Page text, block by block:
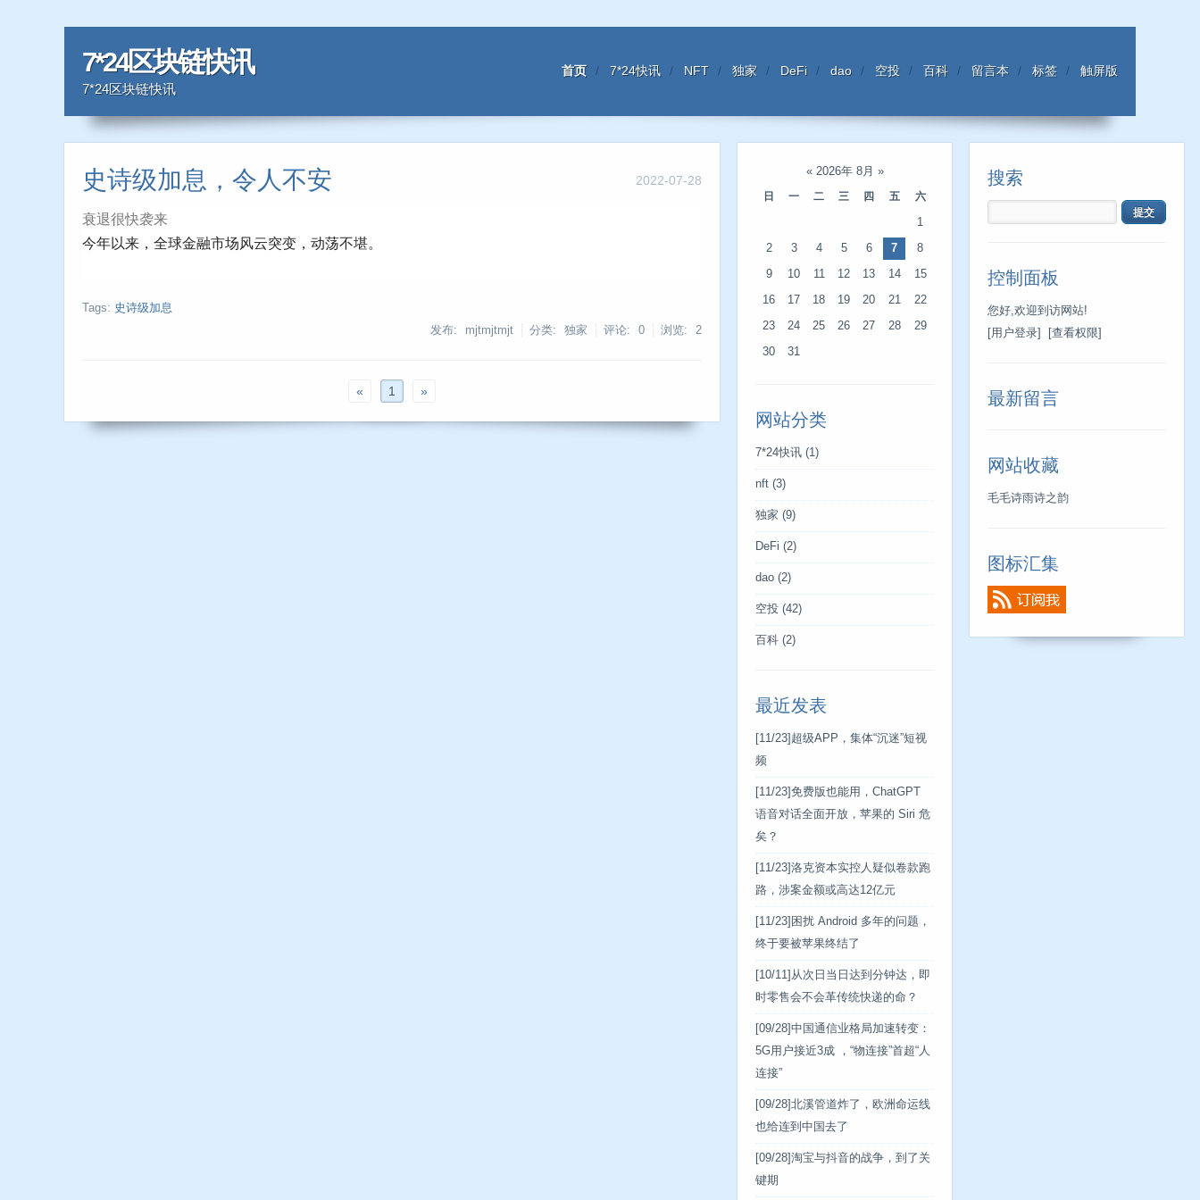
7*24区块链快讯
7*24区块链快讯
首页 7*24快讯 NFT 独家 DeFi dao 空投 百科 留言本 标签 触屏版
2022-07-28
史诗级加息，令人不安
衰退很快袭来
今年以来，全球金融市场风云突变，动荡不堪。
Tags: 史诗级加息
发布: mjtmjtmjt
分类: 独家 评论: 0 浏览: 2
« 1 »
« 2026年 8月 »
日
一 二 三 四 五 六
1
2 3 4 5 6 7 8
9 10 11 12 13 14 15
16 17 18 19 20 21 22
23 24 25 26 27 28 29
30 31
网站分类
7*24快讯 (1)
nft (3)
独家 (9)
DeFi (2)
dao (2)
空投 (42)
百科 (2)
最近发表
[11/23] 超级APP，集体“沉迷”短视
频
[11/23] 免费版也能用，ChatGPT
语音对话全面开放，苹果的 Siri 危
矣？
[11/23] 洛克资本实控人疑似卷款跑
路，涉案金额或高达12亿元
[11/23] 困扰 Android 多年的问题，
终于要被苹果终结了
[10/11] 从次日当日达到分钟达，即
时零售会不会革传统快递的命？
[09/28] 中国通信业格局加速转变：
5G用户接近3成 ，“物连接”首超“人
连接”
[09/28] 北溪管道炸了，欧洲命运线
也给连到中国去了
[09/28] 淘宝与抖音的战争，到了关
键期
搜索
控制面板
您好,欢迎到访网站!
[用户登录]
[查看权限]
最新留言
网站收藏
毛毛诗雨诗之韵
图标汇集